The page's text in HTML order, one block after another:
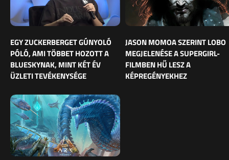
EGY ZUCKERBERGET GÚNYOLÓ
PÓLÓ, AMI TÖBBET HOZOTT A
BLUESKYNAK, MINT KÉT ÉV
ÜZLETI TEVÉKENYSÉGE
JASON MOMOA SZERINT LOBO
MEGJELENÉSE A SUPERGIRL-
FILMBEN HŰ LESZ A
KÉPREGÉNYEKHEZ